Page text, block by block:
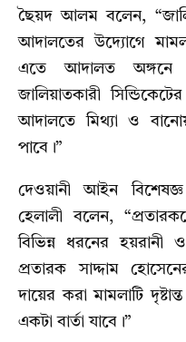
ছৈয়দ আলম বলেন,
আদালতের উদ্যোগে
এতে আদালত অঙ্গনে
জালিয়াতকারী
আদালতে মিথ্যা ও
পাবে।”
দেওয়ানী আইন
হেলালী বলেন,
বিভিন্ন ধরনের হয়রানী
প্রতারক সাদ্দাম
দায়ের করা মামলাটি
একটা বার্তা যাবে।”